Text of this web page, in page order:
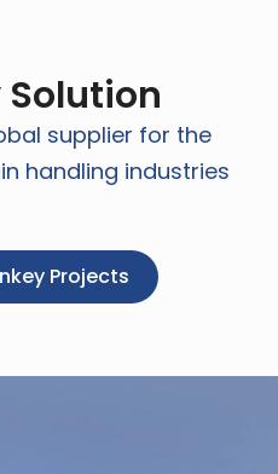
supplier for the
handling industries
Projects